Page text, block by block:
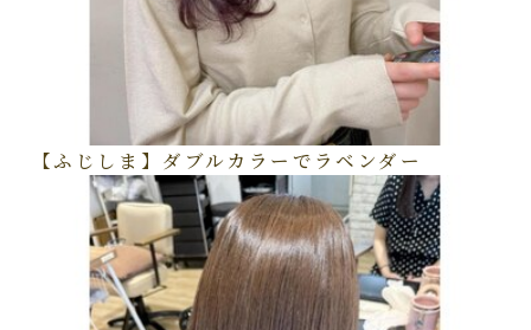
【ふじしま】ダブルカラーでラベンダー